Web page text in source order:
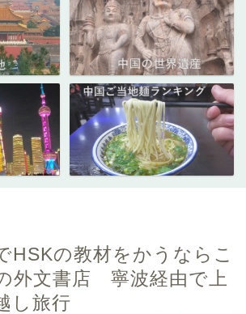
HSKの教材をかうならこ
外文書店 寧波経由で上
し旅行